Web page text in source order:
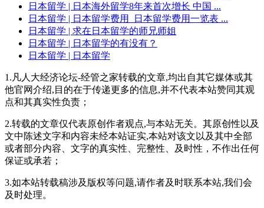
日本留学 | 日本海外留学8年来首次增长 中国 ...
日本留学 | 日本留学费用_日本留学费用一览表 ...
日本留学 | 求在日本留学的师兄师姐
日本留学 | 日本留学的有没有？
日本留学 | 日本留学
1.凡人大经济论坛-经管之家转载的文章,均出自其它媒体或其
他官网介绍,目的在于传递更多的信息,并不代表本站赞同其观
点和其真实性负责；
2.转载的文章仅代表原创作者观点,与本站无关。其原创性以及
文中陈述文字和内容未经本站证实,本站对该文以及其中全部
或者部分内容、文字的真实性、完整性、及时性，不作出任何
保证或承若；
3.如本站转载稿涉及版权等问题,请作者及时联系本站,我们会
及时处理。